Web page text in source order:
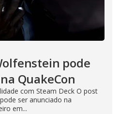
pode
QuakeCon
com Steam Deck O post
ser anunciado na
em...